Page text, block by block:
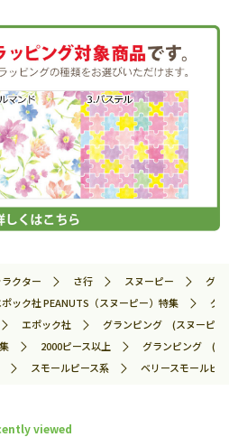
クター さ行 スヌーピー
グ
ポック社 PEANUTS（スヌーピー）特集
グ
エポック社
グランピング (スヌーピ
2000ピース以上
グランピング (
スモールピース系 ベリースモールピ
viewed